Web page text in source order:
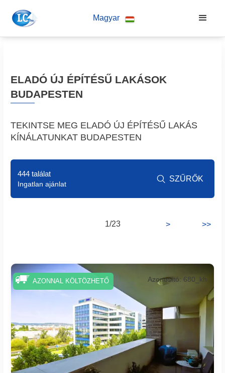
Magyar
ELADÓ ÚJ ÉPÍTÉSŰ LAKÁSOK
BUDAPESTEN
TEKINTSE MEG ELADÓ ÚJ ÉPÍTÉSŰ LAKÁS
KÍNÁLATUNKAT BUDAPESTEN
1/23 > >>
Azonosító: 680_kh
AZONNAL KÖLTÖZHETŐ
444 találat
Ingatlan ajánlat
 SZŰRŐK